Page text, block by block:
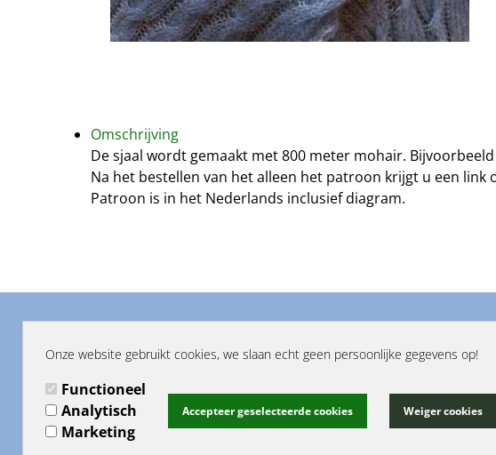
Omschrijving
De sjaal wordt gemaakt met 800 meter mohair.
Na het bestellen van het alleen het patroon krijgt u een link
Patroon is in het Nederlands inclusief diagram.
Onze gegevens:
Haarlemmerdijk 147
1013 KH Amsterdam
Mail: info@hooksandyarn.com
Menu
Algemene
Onze website gebruikt cookies, we slaan echt geen persoonlijke gegevens op!
Functioneel
Analytisch
Marketing
Accepteer geselecteerde cookies Weiger cookies